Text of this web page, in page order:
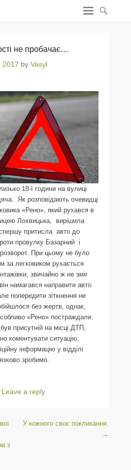
не пробачає…
2017 by Vasyl
18-ї години на вулиці
Як розповідають очевидці
«Рено», який рухався в
Лохвицька, вирішила
притисла авто до
провулку Базарний і
При цьому не було
за легковиком рухається
звичайно ж не зміг
намагався направити авто
попередити зіткнення не
без жертв, однак,
«Рено» постраждали.
присутній на місці ДТП,
коментувати ситуацію,
інформацію у відділі
зробимо.
Leave a reply
з
У кожного своє покликання.
→